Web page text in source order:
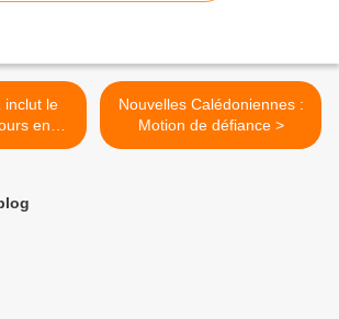
en
!
Nouvelles Calédoniennes :
Motion de défiance >